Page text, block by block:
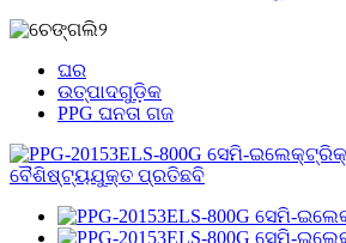
ଘର
ଉତ୍ପାଦଗୁଡ଼ିକ
PPG ଘନତା ଗଜ